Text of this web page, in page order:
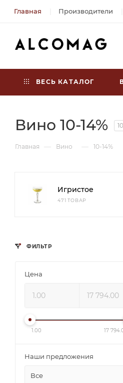
Главная Производители
ВЕСЬ КАТАЛОГ
Вино 10-14% 10
Главная — Вино — 10-14%
Игристое
471 ТОВАР
ФИЛЬТР
Цена
1.00 17
Наши предложения
Все